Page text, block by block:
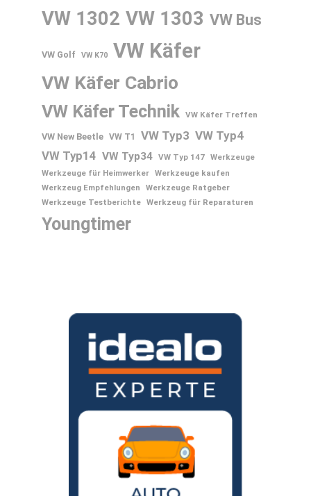
VW 1302 VW 1303 VW Bus
VW Golf VW K70 VW Käfer
VW Käfer Cabrio
VW Käfer Technik VW Käfer Treffen
VW New Beetle VW T1 VW Typ3 VW Typ4
VW Typ14 VW Typ34 VW Typ 147 Werkzeuge
Werkzeuge für Heimwerker Werkzeuge kaufen
Werkzeug Empfehlungen
Werkzeuge Ratgeber
Werkzeuge Testberichte Werkzeug für Reparaturen
Youngtimer